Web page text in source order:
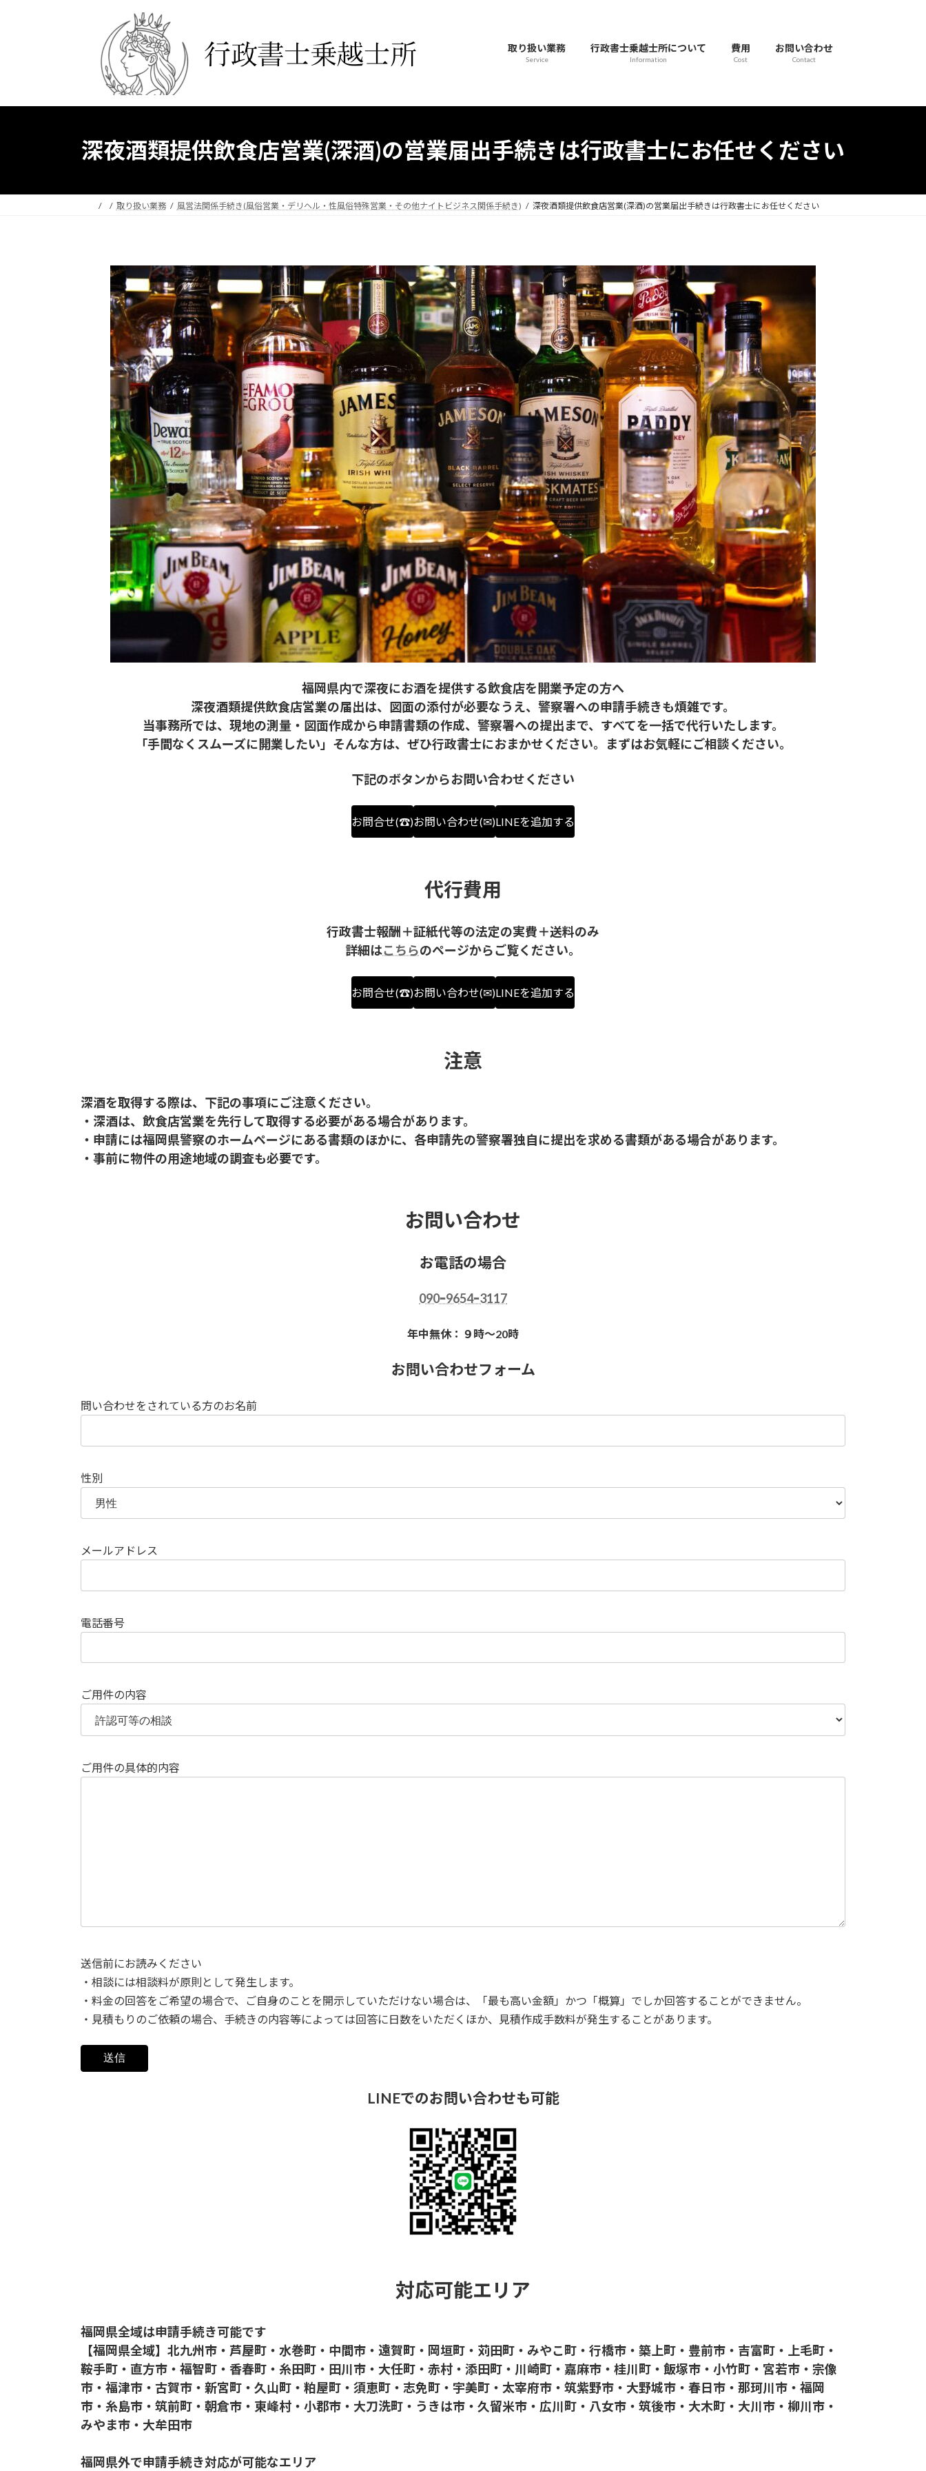
ス
ン
取り扱い業務
Service
行政書士乗越士所について
Information
費用
Cost
お問い合わせ
Contact
深夜酒類提供飲食店営業(深酒)の営業届出手続きは行政書士にお任せください
取り扱い業務 風営法関係手続き(風俗営業・デリヘル・性風俗特殊営業・その他ナイトビジネス関係手続き) 深夜酒類提供飲食店営業(深酒)の営業届出手続きは行政書士にお任せください
福岡県内で深夜にお酒を提供する飲食店を開業予定の方へ
深夜酒類提供飲食店営業の届出は、図面の添付が必要なうえ、警察署への申請手続きも煩雑です。
当事務所では、現地の測量・図面作成から申請書類の作成、警察署への提出まで、すべてを一括で代行いたします。
「手間なくスムーズに開業したい」そんな方は、ぜひ行政書士におまかせください。まずはお気軽にご相談ください。
下記のボタンからお問い合わせください
お問合せ(☎)お問い合わせ(✉)LINEを追加する
代行費用
行政書士報酬＋証紙代等の法定の実費＋送料のみ
詳細はこちらのページからご覧ください。
お問合せ(☎)お問い合わせ(✉)LINEを追加する
注意
深酒を取得する際は、下記の事項にご注意ください。
・深酒は、飲食店営業を先行して取得する必要がある場合があります。
・申請には福岡県警察のホームページにある書類のほかに、各申請先の警察署独自に提出を求める書類がある場合があります。
・事前に物件の用途地域の調査も必要です。
お問い合わせ
お電話の場合
090ｰ9654ｰ3117
年中無休：９時～20時
お問い合わせフォーム
問い合わせをされている方のお名前
性別
メールアドレス
電話番号
ご用件の内容
ご用件の具体的内容
送信前にお読みください
・相談には相談料が原則として発生します。
・料金の回答をご希望の場合で、ご自身のことを開示していただけない場合は、「最も高い金額」かつ「概算」でしか回答することができません。
・見積もりのご依頼の場合、手続きの内容等によっては回答に日数をいただくほか、見積作成手数料が発生することがあります。
LINEでのお問い合わせも可能
対応可能エリア
福岡県全域は申請手続き可能です
【福岡県全域】北九州市・芦屋町・水巻町・中間市・遠賀町・岡垣町・苅田町・みやこ町・行橋市・築上町・豊前市・吉富町・上毛町・
鞍手町・直方市・福智町・香春町・糸田町・田川市・大任町・赤村・添田町・川崎町・嘉麻市・桂川町・飯塚市・小竹町・宮若市・宗像
市・福津市・古賀市・新宮町・久山町・粕屋町・須恵町・志免町・宇美町・太宰府市・筑紫野市・大野城市・春日市・那珂川市・福岡
市・糸島市・筑前町・朝倉市・東峰村・小郡市・大刀洗町・うきは市・久留米市・広川町・八女市・筑後市・大木町・大川市・柳川市・
みやま市・大牟田市
福岡県外で申請手続き対応が可能なエリア